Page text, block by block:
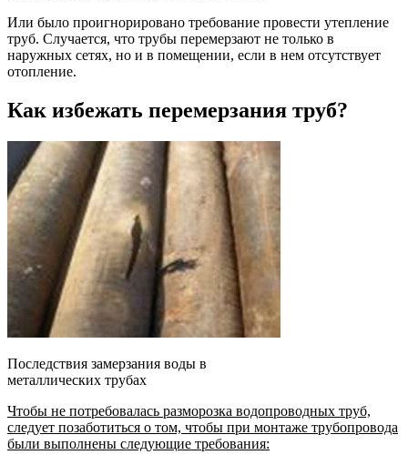
Или было проигнорировано требование провести утепление
труб. Случается, что трубы перемерзают не только в
наружных сетях, но и в помещении, если в нем отсутствует
отопление.
Как избежать перемерзания труб?
Последствия замерзания воды в
металлических трубах
Чтобы не потребовалась разморозка водопроводных труб,
следует позаботиться о том, чтобы при монтаже трубопровода
были выполнены следующие требования: